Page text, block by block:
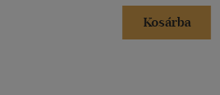
Kosárba